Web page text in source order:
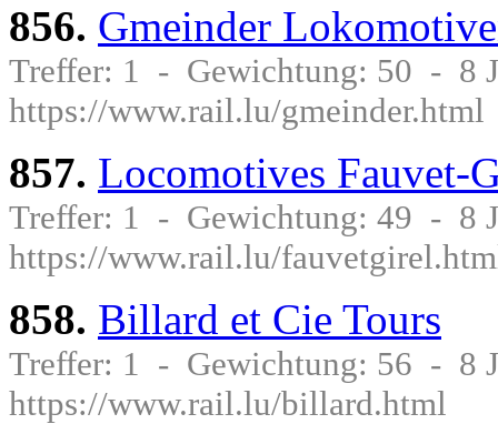
856. Gmeinder
Treffer: 1 - Gewichtung: 50 - 8
https://www.rail.lu/gmeinder.html
857. Locomotives Fauvet-
Treffer: 1 - Gewichtung: 49 - 8
https://www.rail.lu/
858. Billard et Cie Tours
Treffer: 1 - Gewichtung: 56 - 8
https://www.rail.lu/billard.html